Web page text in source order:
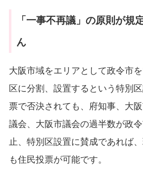
「一事不再議」の原則が規
ん
大阪市域をエリアとして政令市
区に分割、設置するという特別
票で否決されても、府知事、大
議会、大阪市議会の過半数が政
止、特別区設置に賛成であれば
も住民投票が可能です。